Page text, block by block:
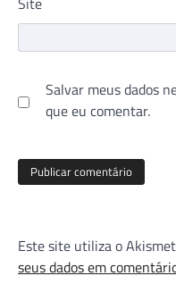
Salvar meus dados
que eu comentar.
Este site utiliza o
seus dados em